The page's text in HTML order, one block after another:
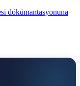
dökümantasyonuna